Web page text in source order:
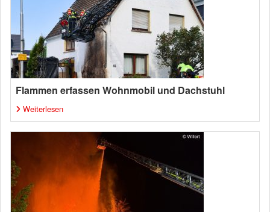
Flammen erfassen Wohnmobil und Dachstuhl
Weiterlesen